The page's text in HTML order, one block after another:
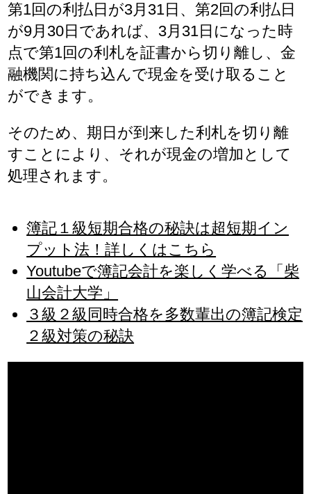
第1回の利払日が3月31日、第2回の利払日
が9月30日であれば、3月31日になった時
点で第1回の利札を証書から切り離し、金
融機関に持ち込んで現金を受け取ること
ができます。
そのため、期日が到来した利札を切り離
すことにより、それが現金の増加として
処理されます。
簿記１級短期合格の秘訣は超短期イン
プット法！詳しくはこちら
Youtubeで簿記会計を楽しく学べる「柴
山会計大学」
３級２級同時合格を多数輩出の簿記検定
２級対策の秘訣